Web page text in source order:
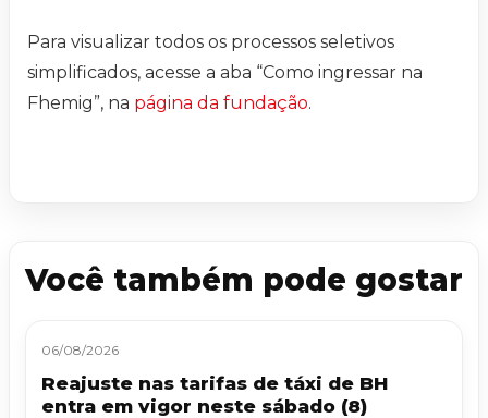
Para visualizar todos os processos seletivos
simplificados, acesse a aba “Como ingressar na
Fhemig”, na página da fundação.
Você também pode gostar
06/08/2026
Reajuste nas tarifas de táxi de BH
entra em vigor neste sábado (8)